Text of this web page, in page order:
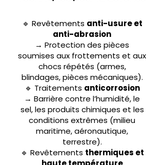
🔹 Revêtements anti-usure et
anti-abrasion
→ Protection des pièces
soumises aux frottements et aux
chocs répétés (armes,
blindages, pièces mécaniques).
🔹 Traitements anticorrosion
→ Barrière contre l’humidité, le
sel, les produits chimiques et les
conditions extrêmes (milieu
maritime, aéronautique,
terrestre).
🔹 Revêtements thermiques et